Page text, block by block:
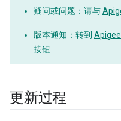
疑问或问题 ：请与
版本通知 ：转到
按钮
更新过程